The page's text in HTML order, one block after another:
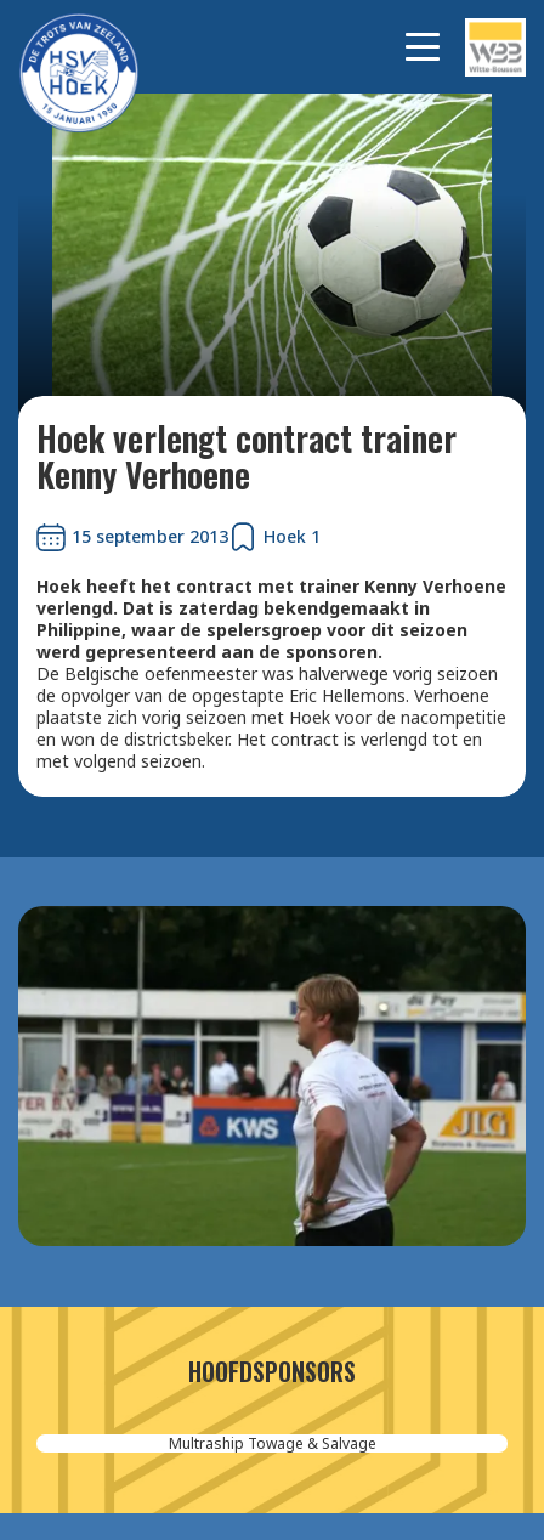
Bekijk alle foto's
Hoek verlengt contract trainer
Kenny Verhoene
15 september 2013 Hoek 1
Hoek heeft het contract met trainer Kenny Verhoene
verlengd. Dat is zaterdag bekendgemaakt in
Philippine, waar de spelersgroep voor dit seizoen
werd gepresenteerd aan de sponsoren.
De Belgische oefenmeester was halverwege vorig seizoen
de opvolger van de opgestapte Eric Hellemons. Verhoene
plaatste zich vorig seizoen met Hoek voor de nacompetitie
en won de districtsbeker. Het contract is verlengd tot en
met volgend seizoen.
HOOFDSPONSORS
Multraship Towage & Salvage